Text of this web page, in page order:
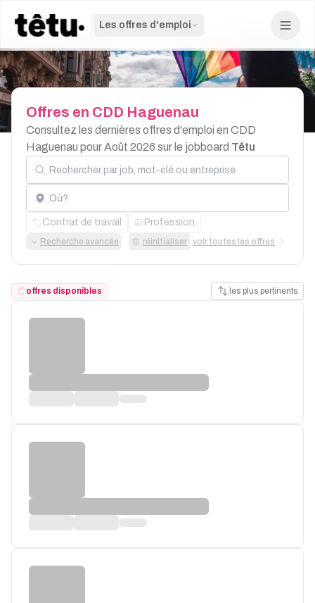
Les offres d'emploi
Offres en CDD Haguenau
Consultez les dernières offres d'emploi en CDD
Haguenau pour Août 2026 sur le jobboard Têtu
Rechercher par job, mot-clé ou entreprise
Localisation
Contrat de travail Profession
Recherche avancée réinitialiser voir toutes les offres
offres disponibles les plus pertinents